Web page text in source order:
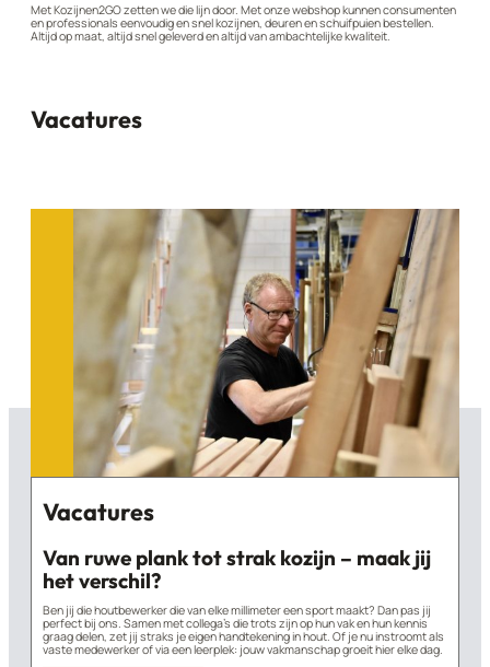
Met Kozijnen2GO zetten we die lijn door. Met onze webshop kunnen consumenten
en professionals eenvoudig en snel kozijnen, deuren en schuifpuien bestellen.
Altijd op maat, altijd snel geleverd en altijd van ambachtelijke kwaliteit.
Vacatures
Vacatures
Van ruwe plank tot strak kozijn – maak jij
het verschil?
Ben jij die houtbewerker die van elke millimeter een sport maakt? Dan pas jij
perfect bij ons. Samen met collega’s die trots zijn op hun vak en hun kennis
graag delen, zet jij straks je eigen handtekening in hout. Of je nu instroomt als
vaste medewerker of via een leerplek: jouw vakmanschap groeit hier elke dag.